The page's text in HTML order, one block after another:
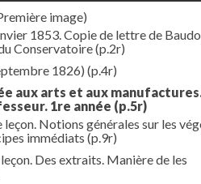
image)
1853. Copie de lettre de
Conservatoire(p.2r)
1826) (p.4r)
aux arts et aux
1re année (p.5r)
leçon. Notions générales sur les
immédiats (p.9r)
Des extraits. Manière de les